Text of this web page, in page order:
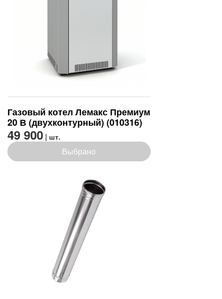
Газовый котел Лемакс Премиум
20 В (двухконтурный) (010316)
49 900 | шт.
Выбрано